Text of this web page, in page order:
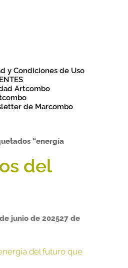
y Condiciones de Uso
Artcombo
de Marcombo
“energía
junio de 202527 de
del futuro que